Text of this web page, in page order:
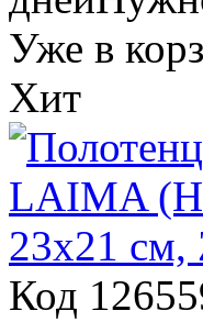
Уже в
Хит
Код